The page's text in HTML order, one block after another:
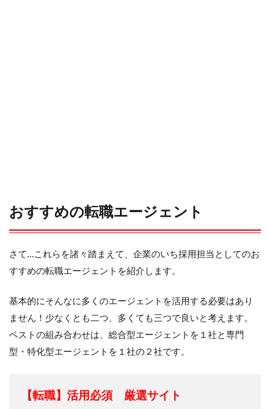
おすすめの転職エージェント
さて…これらを諸々踏まえて、企業のいち採用担当としてのお
すすめの転職エージェントを紹介します。
基本的にそんなに多くのエージェントを活用する必要はあり
ません！少なくとも二つ、多くても三つで良いと考えます。
ベストの組み合わせは、総合型エージェントを１社と専門
型・特化型エージェントを１社の２社です。
【転職】活用必須 厳選サイト